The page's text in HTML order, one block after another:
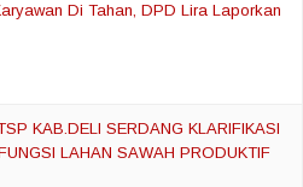
Di Tahan, DPD Lira Laporkan
KAB.DELI SERDANG KLARIFIKASI
LAHAN SAWAH PRODUKTIF